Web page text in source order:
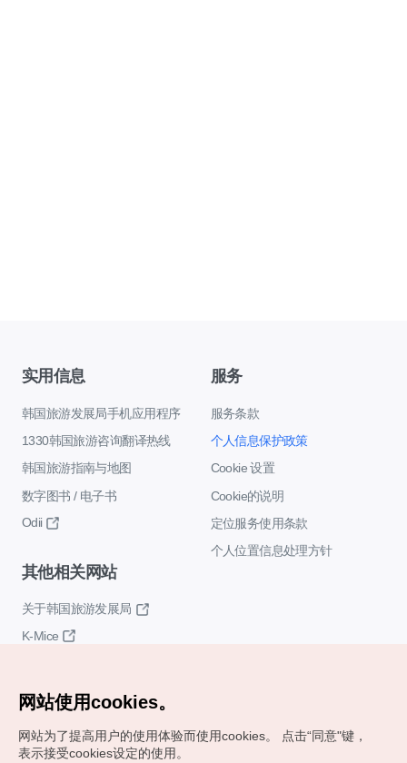
实用信息
韩国旅游发展局手机应用程序
1330韩国旅游咨询翻译热线
韩国旅游指南与地图
数字图书 / 电子书
Odii
服务
服务条款
个人信息保护政策
Cookie 设置
Cookie的说明
定位服务使用条款
个人位置信息处理方针
其他相关网站
关于韩国旅游发展局
K-Mice
网站使用cookies。
网站为了提高用户的使用体验而使用cookies。
点击“同意"键，
表示接受cookies设定的使用。